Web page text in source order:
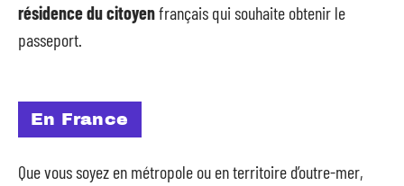
résidence du citoyenfrançais qui souhaite obtenir le
passeport.
En France
Que vous soyez en métropole ou en territoire d’outre-mer,